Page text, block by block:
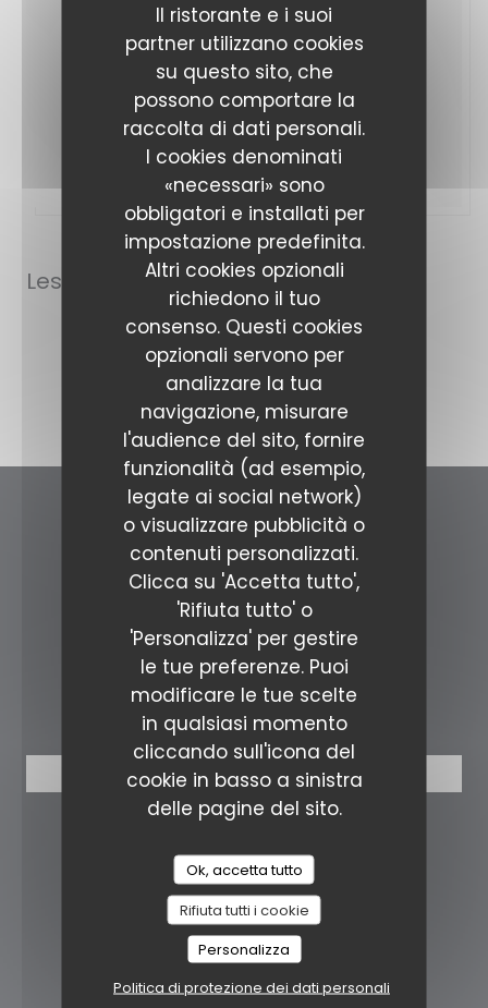
Il ristorante e i suoi
partner utilizzano cookies
su questo sito, che
possono comportare la
raccolta di dati personali.
I cookies denominati
«necessari» sono
obbligatori e installati per
impostazione predefinita.
Altri cookies opzionali
richiedono il tuo
consenso. Questi cookies
opzionali servono per
analizzare la tua
navigazione, misurare
l'audience del sito, fornire
funzionalità (ad esempio,
legate ai social network)
o visualizzare pubblicità o
contenuti personalizzati.
Clicca su 'Accetta tutto',
'Rifiuta tutto' o
'Personalizza' per gestire
le tue preferenze. Puoi
modificare le tue scelte
in qualsiasi momento
cliccando sull'icona del
cookie in basso a sinistra
delle pagine del sito.
Ok, accetta tutto
Rifiuta tutti i cookie
Personalizza
Politica di protezione dei dati personali
Les 30 ans de La Cantina
02/06/2024
LEGGI L'ARTICOLO((APRE UNA NUOVA
La Cantina Liège
Rue St Denis 2 4000 Liège((apre una nuova
04 221 35 35
cantinaliege@gmail.com
PRENOTAZIONE
PRENOTA
Facebook ((apre una nuova
Instagram ((apre una
NEWSLETTER